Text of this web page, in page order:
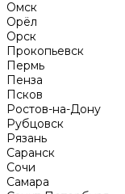
Омск
Орёл
Орск
Прокопьевск
Пермь
Пенза
Псков
Ростов-на-Дону
Рубцовск
Рязань
Саранск
Сочи
Самара